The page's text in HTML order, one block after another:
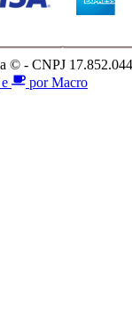
© - CNPJ
e por Macro